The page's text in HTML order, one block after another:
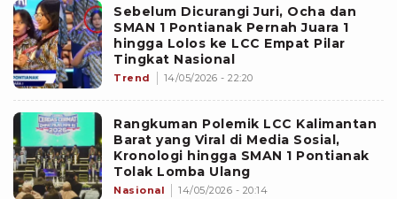
Sebelum Dicurangi Juri, Ocha dan
SMAN 1 Pontianak Pernah Juara 1
hingga Lolos ke LCC Empat Pilar
Tingkat Nasional
Trend 14/05/2026 - 22:20
Rangkuman Polemik LCC Kalimantan
Barat yang Viral di Media Sosial,
Kronologi hingga SMAN 1 Pontianak
Tolak Lomba Ulang
Nasional 14/05/2026 - 20:14